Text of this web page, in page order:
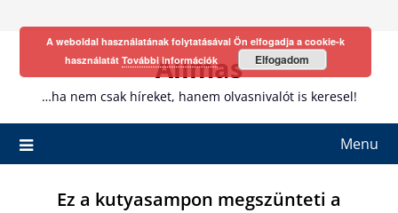
Allmas
…ha nem csak híreket, hanem olvasnivalót is keresel!
Menu
Ez a kutyasampon megszünteti a
A weboldal használatának folytatásával Ön elfogadja a cookie-k
használatát További információk Elfogadom